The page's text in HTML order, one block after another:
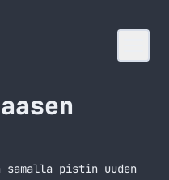
samalla pistin uuden